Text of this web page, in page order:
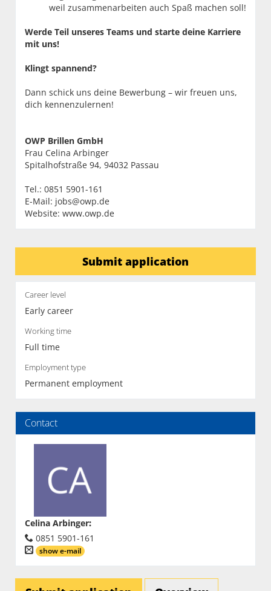
weil zusammenarbeiten auch Spaß machen soll!
Werde Teil unseres Teams und starte deine Karriere
mit uns!
Klingt spannend?
Dann schick uns deine Bewerbung – wir freuen uns,
dich kennenzulernen!
OWP Brillen GmbH
Frau Celina Arbinger
Spitalhofstraße 94, 94032 Passau
Tel.: 0851 5901-161
E-Mail: jobs@owp.de
Website: www.owp.de
Submit application
Career level
Early career
Working time
Full time
Employment type
Permanent employment
Contact
Celina Arbinger:
0851 5901-161
show e-mail